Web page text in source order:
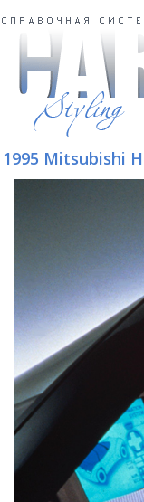
1995 Mitsubishi